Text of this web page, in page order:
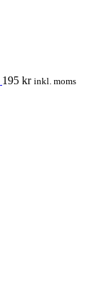
195 kr inkl. moms